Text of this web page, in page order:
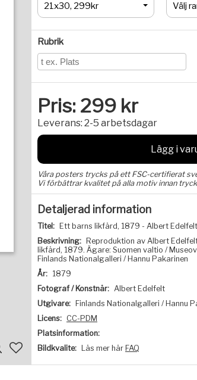
21x30, 299kr Välj
Rubrik
Pris: 299 kr
Leverans: 2-5 arbetsdagar
Lägg i
Våra posters trycks på ett FSC-certifierat
Vi förbättrar kvalitet på alla motiv innan
Detaljerad information
Titel:
Ett barns likfärd, 1879 - Albert Edelfelt
Beskrivning:
Reproduktion av Albert
likfärd, 1879. Ägare: Suomen valtio /
Finlands Nationalgalleri / Hannu Pakarinen
År: 1879
Fotograf / Konstnär: Albert Edelfelt
Utgivare:
Finlands Nationalgalleri / Hannu
Licens: CC-PDM
Platsinformation:
Bildkvalite:
Läs mer här FAQ